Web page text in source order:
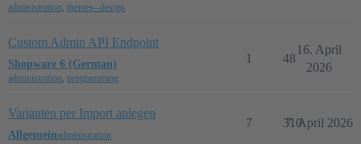
administration, themes--design
Custom Admin API Endpoint
Shopware 6 (German)
administration, programming
1 48
16. April
2026
Varianten per Import anlegen
Allgemeinadministration
7 310
7. April 2026